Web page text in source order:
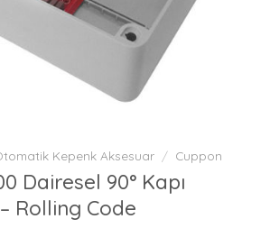
Kepenk Aksesuar / Cuppon
Dairesel 90° Kapı
Rolling Code